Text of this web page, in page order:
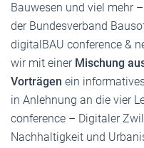
Bauwesen und viel mehr
der Bundesverband
digitalBAU conference &
wir mit einer Mischung
Vorträgen ein
in Anlehnung an die vier
conference – Digitaler
Nachhaltigkeit und